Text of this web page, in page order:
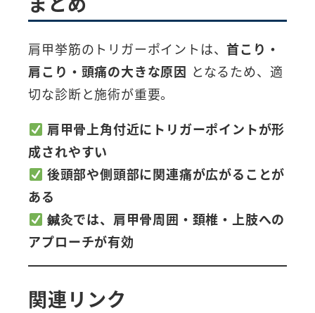
肩甲挙筋のトリガーポイントは、 首こり・
肩こり・頭痛の大きな原因 となるため、適
切な診断と施術が重要。
肩甲骨上角付近にトリガーポイントが形
成されやすい
後頭部や側頭部に関連痛が広がることが
ある
鍼灸では、肩甲骨周囲・頚椎・上肢への
アプローチが有効
関連リンク